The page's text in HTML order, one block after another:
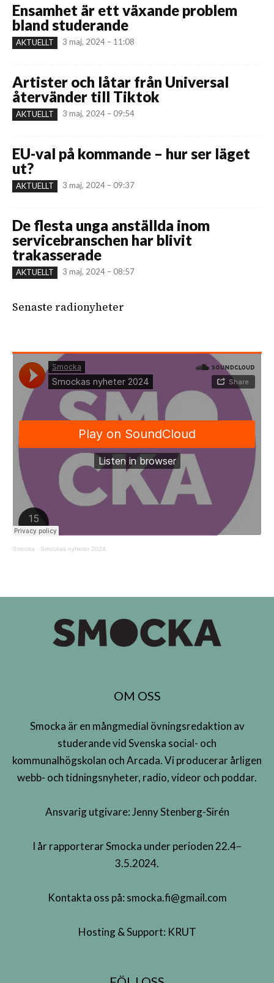
Ensamhet är ett växande problem
bland studerande
AKTUELLT 3 maj, 2024 – 11:08
Artister och låtar från Universal
återvänder till Tiktok
AKTUELLT 3 maj, 2024 – 09:54
EU-val på kommande – hur ser läget
ut?
AKTUELLT 3 maj, 2024 – 09:37
De flesta unga anställda inom
servicebranschen har blivit
trakasserade
AKTUELLT 3 maj, 2024 – 08:57
Senaste radionyheter
Smocka · Smockas nyheter 2024
OM OSS
Smocka är en mångmedial övningsredaktion av
studerande vid Svenska social- och
kommunalhögskolan och Arcada. Vi producerar årligen
webb- och tidningsnyheter, radio, videor och poddar.
Ansvarig utgivare: Jenny Stenberg-Sirén
I år rapporterar Smocka under perioden 22.4–
3.5.2024.
Kontakta oss på: smocka.fi@gmail.com
Hosting & Support: KRUT